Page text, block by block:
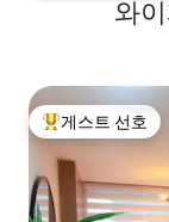
와
상위 게스트 선호
게스트 선호